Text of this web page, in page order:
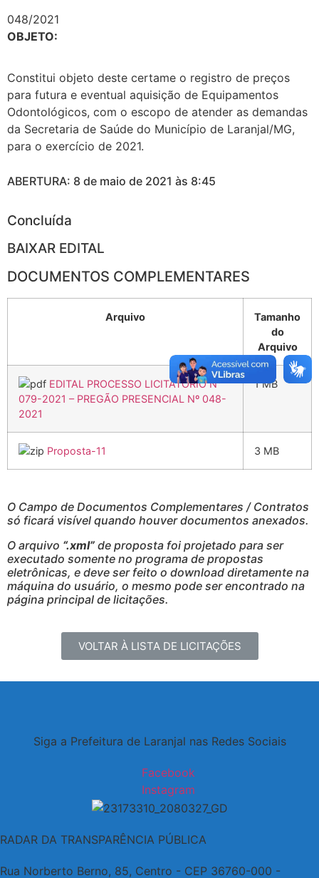
048/2021
OBJETO:
Constitui objeto deste certame o registro de preços
para futura e eventual aquisição de Equipamentos
Odontológicos, com o escopo de atender as demandas
da Secretaria de Saúde do Município de Laranjal/MG,
para o exercício de 2021.
ABERTURA: 8 de maio de 2021 às 8:45
Concluída
BAIXAR EDITAL
DOCUMENTOS COMPLEMENTARES
Arquivo
Tamanho
do
Arquivo
EDITAL PROCESSO LICITATÓRIO N°
079-2021 – PREGÃO PRESENCIAL Nº 048-
2021
1 MB
Proposta-11 3 MB
O Campo de Documentos Complementares / Contratos
só ficará visível quando houver documentos anexados.
O arquivo “.xml” de proposta foi projetado para ser
executado somente no programa de propostas
eletrônicas, e deve ser feito o download diretamente na
máquina do usuário, o mesmo pode ser encontrado na
página principal de licitações.
VOLTAR À LISTA DE LICITAÇÕES
Siga a Prefeitura de Laranjal nas Redes Sociais
Facebook
Instagram
RADAR DA TRANSPARÊNCIA PÚBLICA
Rua Norberto Berno, 85, Centro - CEP 36760-000 -